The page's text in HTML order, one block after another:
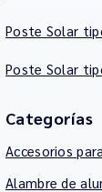
Poste Solar
Poste Solar
Categorías
Accesorios
Alambre de